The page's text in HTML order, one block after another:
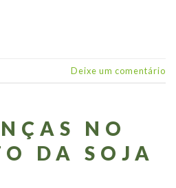
Deixe um comentário
NO
DA SOJA